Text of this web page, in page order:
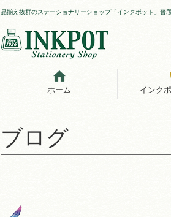
品揃え抜群のステーショナリーショップ「インクポット」普
ホーム インク
ブログ